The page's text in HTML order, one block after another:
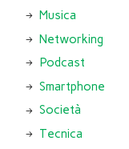
Musica
Networking
Podcast
Smartphone
Società
Tecnica